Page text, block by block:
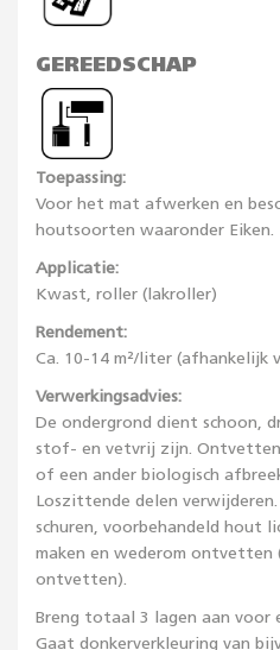
GEREEDSCHAP
Toepassing:
Voor het mat afwerken en
houtsoorten waaronder Eiken.
Applicatie:
Kwast, roller (lakroller)
Rendement:
Ca. 10-14 m²/liter (afhankelijk
Verwerkingsadvies:
De ondergrond dient schoon,
stof- en vetvrij zijn. Ontvetten
of een ander biologisch
Loszittende delen
schuren, voorbehandeld hout
maken en wederom ontvetten
ontvetten).
Breng totaal 3 lagen aan voor
Gaat donkerverkleuring van